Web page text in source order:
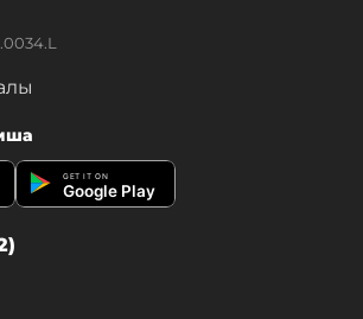
GET IT ON
Google Play